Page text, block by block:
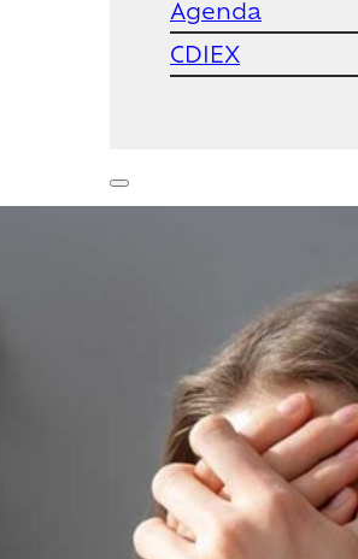
Agenda
CDIEX